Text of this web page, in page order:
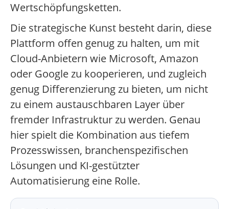
Wertschöpfungsketten.
Die strategische Kunst besteht darin, diese
Plattform offen genug zu halten, um mit
Cloud-Anbietern wie Microsoft, Amazon
oder Google zu kooperieren, und zugleich
genug Differenzierung zu bieten, um nicht
zu einem austauschbaren Layer über
fremder Infrastruktur zu werden. Genau
hier spielt die Kombination aus tiefem
Prozesswissen, branchenspezifischen
Lösungen und KI-gestützter
Automatisierung eine Rolle.